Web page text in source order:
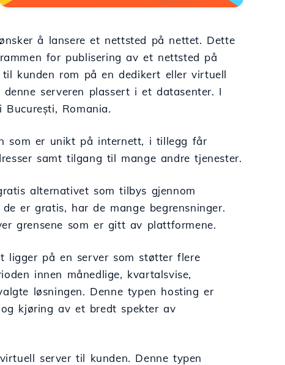
å lansere et nettsted på nettet. Dette
for publisering av et nettsted på
kunden rom på en dedikert eller virtuell
serveren plassert i et datasenter. I
Romania.
som er unikt på internett, i tillegg får
samt tilgang til mange andre tjenester.
alternativet som tilbys gjennom
er gratis, har de mange begrensninger.
grensene som er gitt av plattformene.
ligger på en server som støtter flere
innen månedlige, kvartalsvise,
løsningen. Denne typen hosting er
kjøring av et bredt spekter av
server til kunden. Denne typen